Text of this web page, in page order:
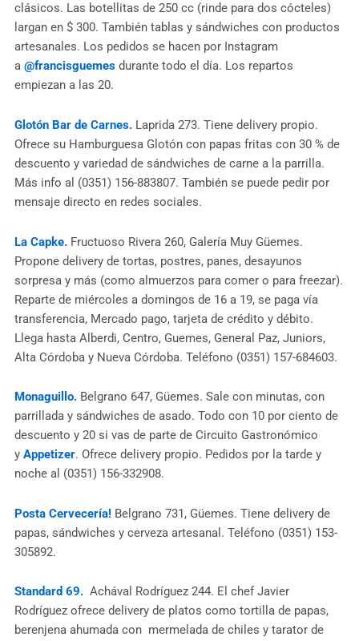
clásicos. Las botellitas de 250 cc (rinde para dos cócteles)
largan en $ 300. También tablas y sándwiches con productos
artesanales. Los pedidos se hacen por Instagram
a @francisguemes durante todo el día. Los repartos
empiezan a las 20.
Glotón Bar de Carnes. Laprida 273. Tiene delivery propio.
Ofrece su Hamburguesa Glotón con papas fritas con 30 % de
descuento y variedad de sándwiches de carne a la parrilla.
Más info al (0351) 156-883807. También se puede pedir por
mensaje directo en redes sociales.
La Capke. Fructuoso Rivera 260, Galería Muy Güemes.
Propone delivery de tortas, postres, panes, desayunos
sorpresa y más (como almuerzos para comer o para freezar).
Reparte de miércoles a domingos de 16 a 19⁣, se paga vía
transferencia, Mercado pago, tarjeta de crédito y débito.⁣
Llega hasta Alberdi, Centro, Guemes, General Paz, Juniors,
Alta Córdoba y Nueva Córdoba. Teléfono (0351) 157-684603.
Monaguillo. Belgrano 647, Güemes. Sale con minutas, con
parrillada y sándwiches de asado. Todo con 10 por ciento de
descuento y 20 si vas de parte de Circuito Gastronómico
y Appetizer. Ofrece delivery propio. Pedidos por la tarde y
noche al (0351) 156-332908.
Posta Cervecería! Belgrano 731, Güemes. Tiene delivery de
papas, sándwiches y cerveza artesanal. Teléfono (0351) 153-
305892.
Standard 69. Achával Rodríguez 244. El chef Javier
Rodríguez ofrece delivery de platos como tortilla de papas,
berenjena ahumada con mermelada de chiles y tarator de